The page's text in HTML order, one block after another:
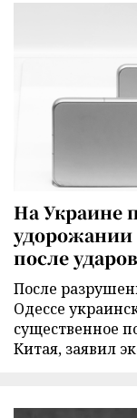
На Украине
удорожании
после
После
Одессе
существенное
Китая, заявил